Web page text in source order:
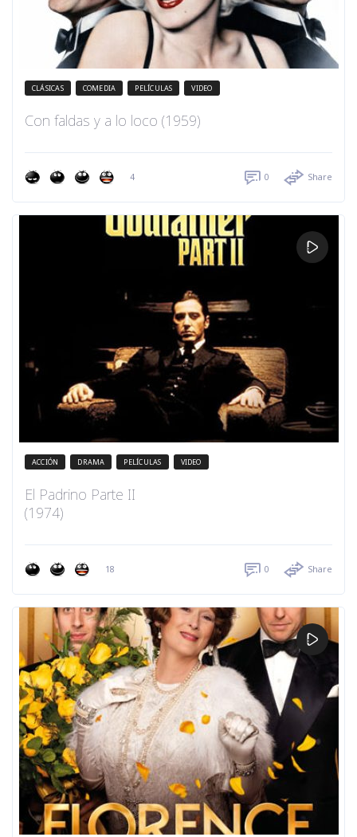
CLÁSICAS COMEDIA PELÍCULAS VIDEO
Con faldas y a lo loco (1959)
4 0 Share
ACCIÓN DRAMA PELÍCULAS VIDEO
El Padrino Parte II
(1974)
18 0 Share